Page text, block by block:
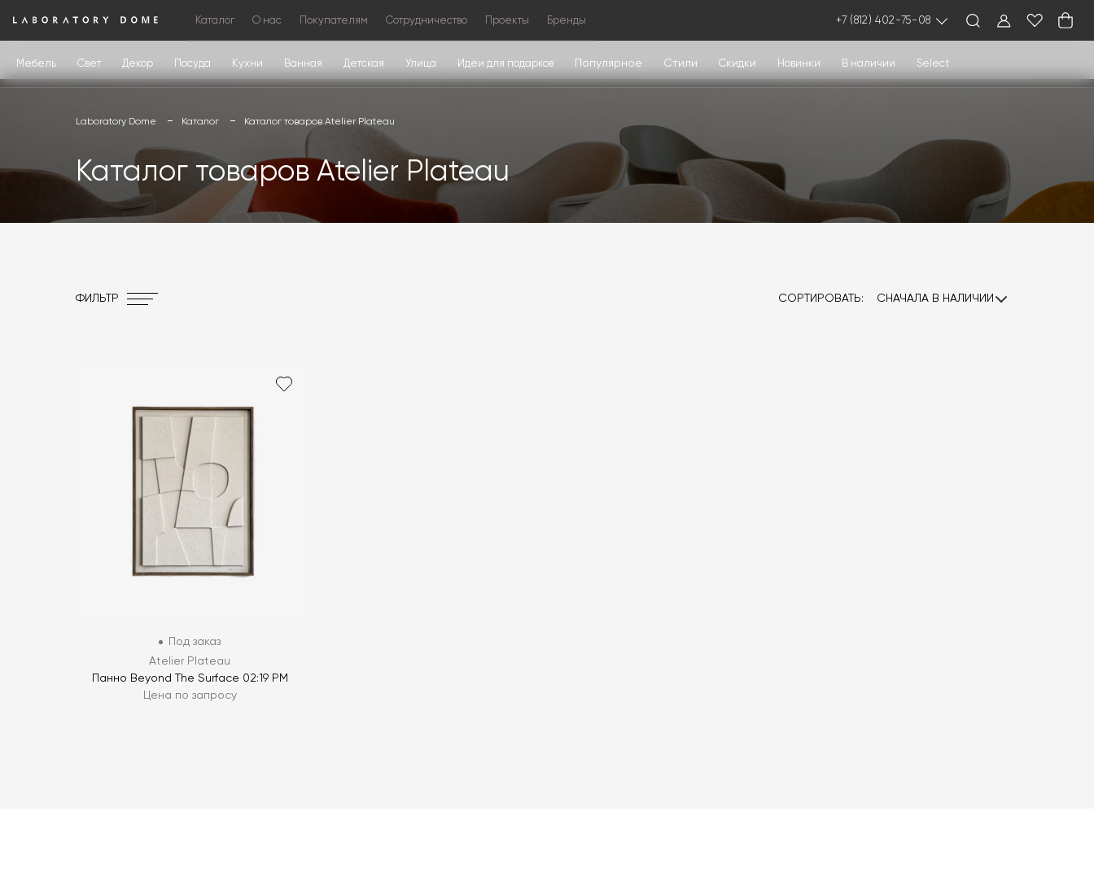
Каталог О нас Покупателям Сотрудничество Проекты Бренды +7 (812) 402-75-08
Мебель Свет Декор Посуда Кухни Ванная Детская Улица Идеи для подарков Популярное Стили Скидки Новинки В наличии Select
Laboratory Dome Каталог Каталог товаров Atelier Plateau
Каталог товаров Atelier Plateau
ФИЛЬТР СОРТИРОВАТЬ: СНАЧАЛА В НАЛИЧИИ
Под заказ
Atelier Plateau
Панно Beyond The Surface 02:19 PM
Цена по запросу